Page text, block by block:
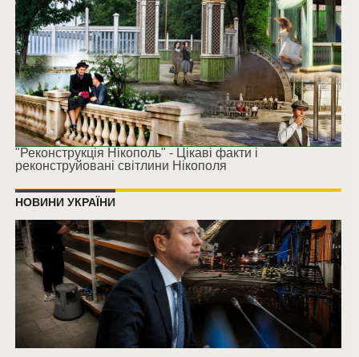
"Реконструкція Нікополь" - Цікаві факти і
реконструйовані світлини Нікополя
НОВИНИ УКРАЇНИ